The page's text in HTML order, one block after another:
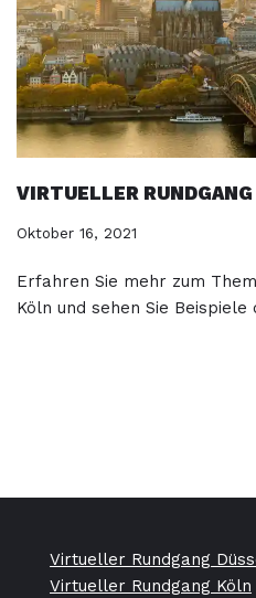
VIRTUELLER
Oktober 16, 2021
Erfahren Sie mehr zum
Köln und sehen Sie
Virtueller Rundgang
Virtueller Rundgang Köln